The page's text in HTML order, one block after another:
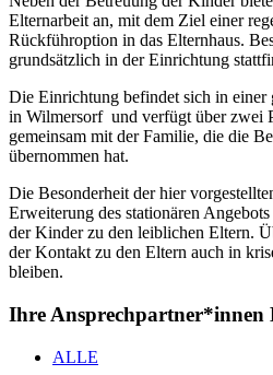
Elternarbeit an, mit dem Ziel einer
Rückführoption in das Elternhaus.
grundsätzlich in der Einrichtung
Die Einrichtung befindet sich in
in Wilmersorf und verfügt über zwei
gemeinsam mit der Familie, die die
übernommen hat.
Die Besonderheit der hier
Erweiterung des stationären
der Kinder zu den leiblichen Eltern.
der Kontakt zu den Eltern auch in
bleiben.
Ihre Ansprechpartner*innen
ALLE